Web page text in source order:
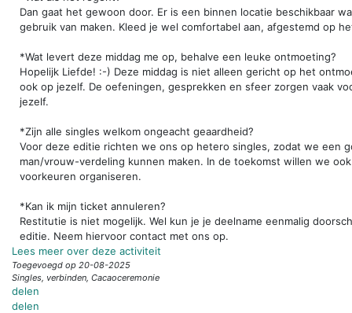
Dan gaat het gewoon door. Er is een binnen locatie beschikbaar
gebruik van maken. Kleed je wel comfortabel aan, afgestemd op
*Wat levert deze middag me op, behalve een leuke ontmoeting?
Hopelijk Liefde! :-) Deze middag is niet alleen gericht op het
ook op jezelf. De oefeningen, gesprekken en sfeer zorgen vaak
jezelf.
*Zijn alle singles welkom ongeacht geaardheid?
Voor deze editie richten we ons op hetero singles, zodat we een
man/vrouw-verdeling kunnen maken. In de toekomst willen we
voorkeuren organiseren.
*Kan ik mijn ticket annuleren?
Restitutie is niet mogelijk. Wel kun je je deelname eenmalig
editie. Neem hiervoor contact met ons op.
Lees meer over deze activiteit
Toegevoegd op 20-08-2025
Singles, verbinden, Cacaoceremonie
delen
delen